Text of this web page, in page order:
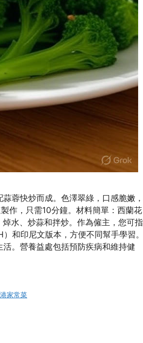
蓉快炒而成。色澤翠綠，口感脆嫩，
作，只需10分鐘。材料簡單：西蘭花
水、炒蒜和拌炒。作為僱主，您可指
和印尼文版本，方便不同幫手學習。
。營養益處包括預防疾病和維持健
家常菜